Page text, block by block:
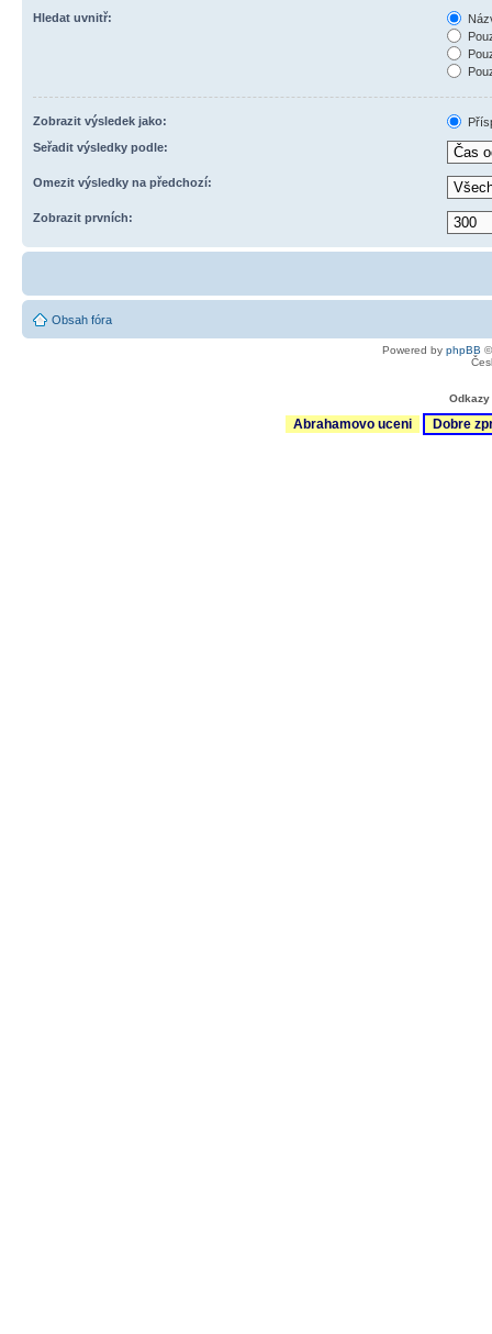
Hledat uvnitř:
Zobrazit výsledek jako:
Seřadit výsledky podle:
Omezit výsledky na předchozí:
Zobrazit prvních:
Obsah fóra
Powered by phpBB
Abrahamovo uceni Dobre